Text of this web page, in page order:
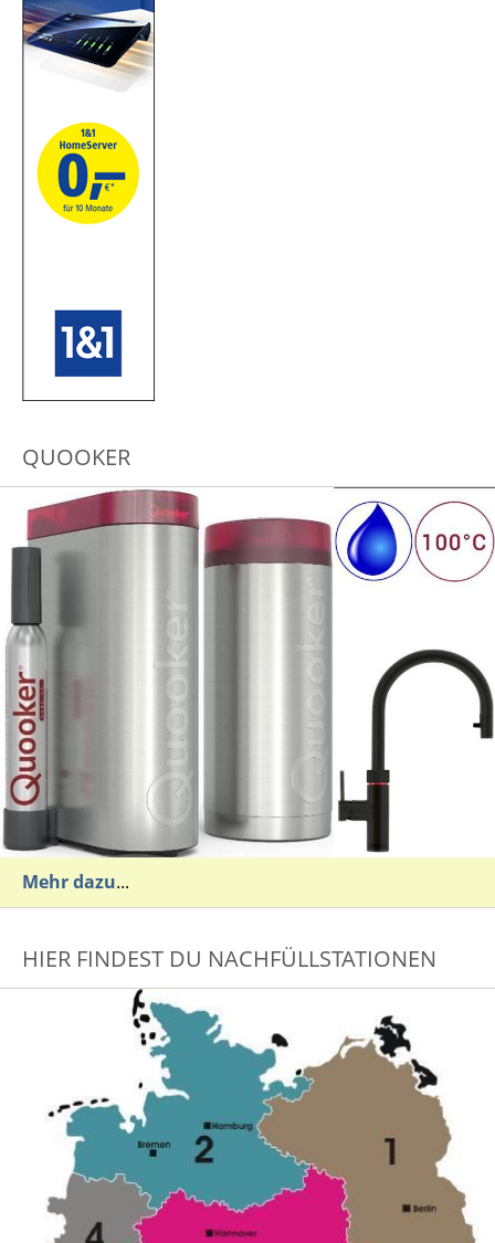
QUOOKER
Mehr dazu...
HIER FINDEST DU NACHFÜLLSTATIONEN